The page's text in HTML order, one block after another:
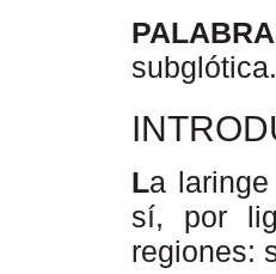
subglótica.
La
sí, por
regiones: